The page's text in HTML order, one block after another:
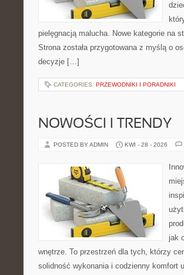
pielęgnacją malucha. Nowe kategorie na
Strona została przygotowana z myślą o
decyzje […]
CATEGORIES: PRZEWODNIKI I PORADNIKI
NOWOŚCI I TRENDY
POSTED BY ADMIN KWI - 28 - 2026
jak
wnętrze. To przestrzeń dla tych, którzy
solidność wykonania i codzienny komfort